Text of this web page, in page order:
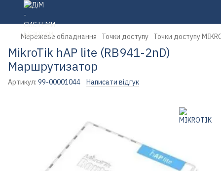
Мережеве обладнання Точки доступу Точки доступу
MikroTik hAP lite (RB941-2nD)
Маршрутизатор
Артикул: 99-00001044 Написати відгук